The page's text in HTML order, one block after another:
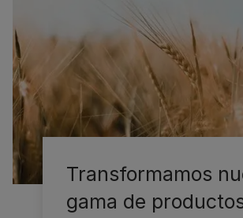
Transformamos
gama de